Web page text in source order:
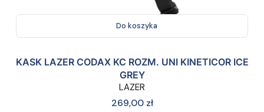
Do koszyka
KASK LAZER CODAX KC ROZM. UNI KINETICOR ICE
GREY
LAZER
Cena
269,00 zł